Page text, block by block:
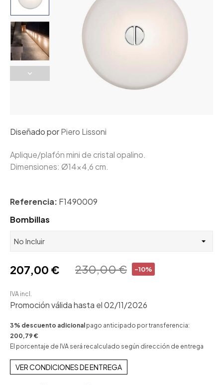
Diseñado porPiero Lissoni
Aplique/plafón mini de cristal opalino.
Dimensiones: Ø14x4,6 cm.
Referencia: F1490009
Bombillas
-10%
230,00 €
207,00 €
IVA incl.
Promoción válida hasta el 02/11/2026
3% descuento adicional pago anticipado por transferencia:
200,79 €
El porcentaje de IVA será recalculado según dirección de entrega
VER CONDICIONES DE ENTREGA